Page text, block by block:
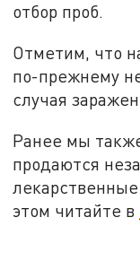
отбор проб.
Отметим, что
по-прежнему
случая
Ранее мы
продаются
этом читайте в